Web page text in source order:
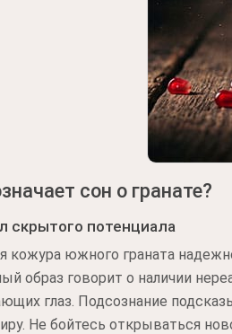
сон о гранате?
скрытого потенциала
кожура южного граната
образ говорит о наличии
глаз. Подсознание
Не бойтесь открываться